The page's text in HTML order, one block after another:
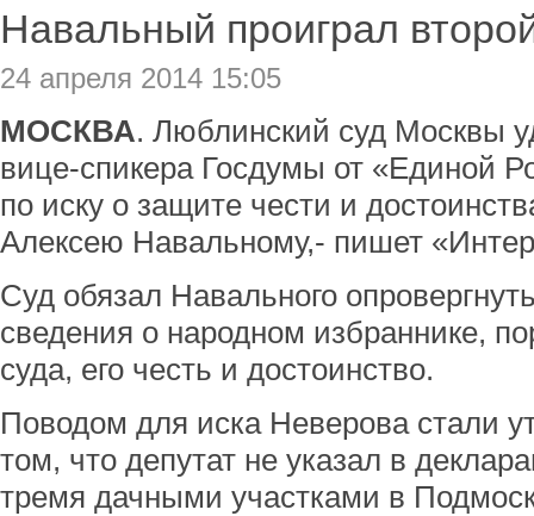
Навальный проиграл
24 апреля 2014 15:05
МОСКВА. Люблинский суд Москвы
вице-спикера Госдумы от «Единой
по иску о защите чести и
Алексею Навальному,- пишет
Суд обязал Навального
сведения о народном избраннике,
суда, его честь и достоинство.
Поводом для иска Неверова стали
том, что депутат не указал в
тремя дачными участками в